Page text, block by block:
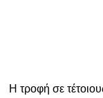
Η τροφή σε